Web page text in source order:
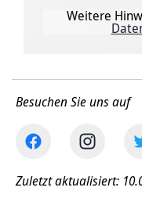
Weitere
Besuchen Sie uns auf
Zuletzt aktualisiert: